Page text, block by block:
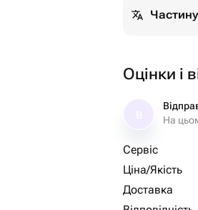
Оцінки і
На
Сервіс
Ціна/Якість
Доставка